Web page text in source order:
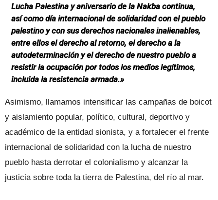
Lucha Palestina y aniversario de la Nakba continua,
así como día internacional de solidaridad con el pueblo
palestino y con sus derechos nacionales inalienables,
entre ellos el derecho al retorno, el derecho a la
autodeterminación y el derecho de nuestro pueblo a
resistir la ocupación por todos los medios legítimos,
incluida la resistencia armada.»
Asimismo, llamamos intensificar las campañas de boicot
y aislamiento popular, político, cultural, deportivo y
académico de la entidad sionista, y a fortalecer el frente
internacional de solidaridad con la lucha de nuestro
pueblo hasta derrotar el colonialismo y alcanzar la
justicia sobre toda la tierra de Palestina, del río al mar.